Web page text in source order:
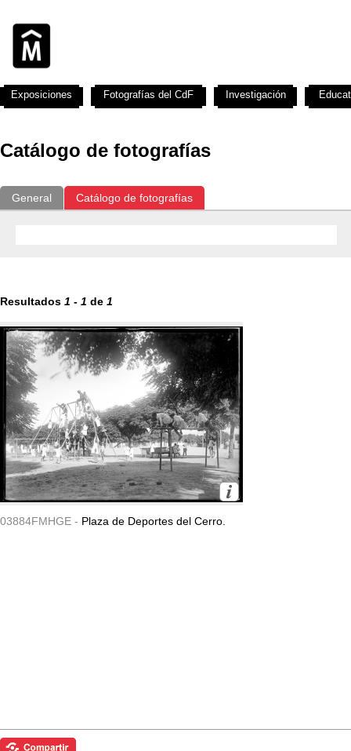
Catálogo de fotografías
General Catálogo de fotografías
Resultados 1 - 1 de 1
03884FMHGE - Plaza de Deportes del Cerro.
Exposiciones Fotografías del CdF Investigación